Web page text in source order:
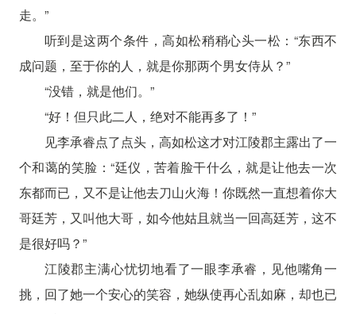
走。”
听到是这两个条件，高如松稍稍心头一松：“东西不
成问题，至于你的人，就是你那两个男女侍从？”
“没错，就是他们。”
“好！但只此二人，绝对不能再多了！”
见李承睿点了点头，高如松这才对江陵郡主露出了一
个和蔼的笑脸：“廷仪，苦着脸干什么，就是让他去一次
东都而已，又不是让他去刀山火海！你既然一直想着你大
哥廷芳，又叫他大哥，如今他姑且就当一回高廷芳，这不
是很好吗？”
江陵郡主满心忧切地看了一眼李承睿，见他嘴角一
挑，回了她一个安心的笑容，她纵使再心乱如麻，却也已